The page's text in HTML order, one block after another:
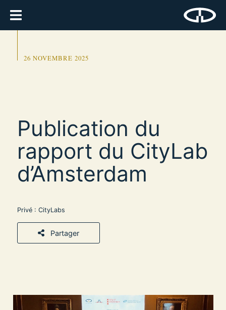
26 NOVEMBRE 2025
Publication du
rapport du CityLab
d’Amsterdam
Privé : CityLabs
Partager